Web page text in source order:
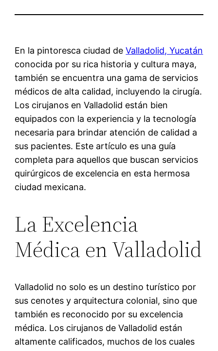
En la pintoresca ciudad deValladolid, Yucatán
conocida por su rica historia y cultura maya,
también se encuentra una gama de servicios
médicos de alta calidad, incluyendo la cirugía.
Los cirujanos en Valladolid están bien
equipados con la experiencia y la tecnología
necesaria para brindar atención de calidad a
sus pacientes. Este artículo es una guía
completa para aquellos que buscan servicios
quirúrgicos de excelencia en esta hermosa
ciudad mexicana.
La Excelencia
Médica en Valladolid
Valladolid no solo es un destino turístico por
sus cenotes y arquitectura colonial, sino que
también es reconocido por su excelencia
médica. Los cirujanos de Valladolid están
altamente calificados, muchos de los cuales